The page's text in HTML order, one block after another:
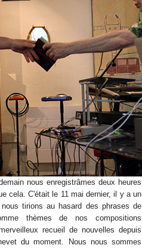
nous enregistrâmes deux heures
cela. C'était le 11 mai dernier, il y a un
tirions au hasard des phrases de
thèmes de nos compositions
recueil de nouvelles depuis
du moment. Nous nous sommes